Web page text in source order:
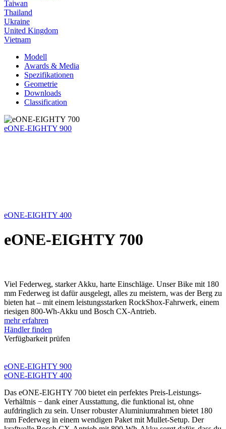
Taiwan
Thailand
Ukraine
United Kingdom
Vietnam
Modell
Awards & Media
Spezifikationen
Geometrie
Downloads
Classification
eONE-EIGHTY 900
eONE-EIGHTY 400
eONE-EIGHTY 700
Viel Federweg, starker Akku, harte Einschläge. Unser Bike mit 180
mm Federweg ist dafür ausgelegt, alles zu meistern, was der Berg zu
bieten hat – mit einem leistungsstarken RockShox-Fahrwerk, einem
riesigen 800-Wh-Akku und Bosch CX-Antrieb.
mehr erfahren
Händler finden
Verfügbarkeit prüfen
eONE-EIGHTY 900
eONE-EIGHTY 400
Das eONE-EIGHTY 700 bietet ein perfektes Preis-Leistungs-
Verhältnis − dank einer Ausstattung, die funktional ist, ohne
aufdringlich zu sein. Unser robuster Aluminiumrahmen bietet 180
mm Federweg in einem wendigen Paket mit Mullet-Setup. Der